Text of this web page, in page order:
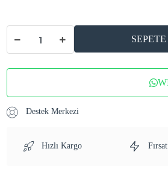
Destek Merkezi
Hızlı Kargo